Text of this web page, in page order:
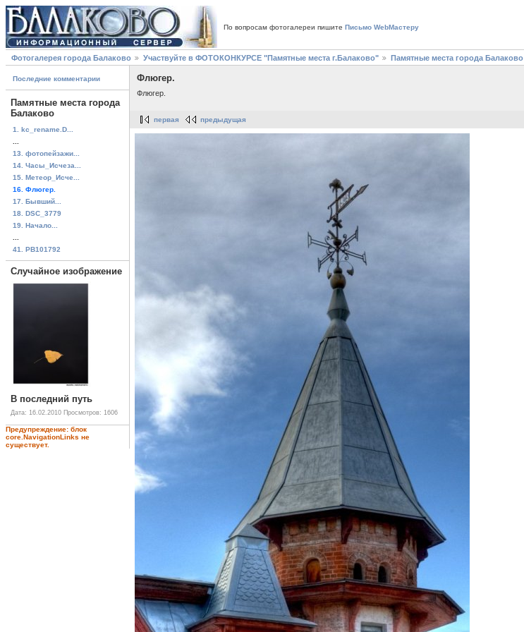
По вопросам фотогалереи пишите Письмо WebМастеру
Фотогалерея города Балаково Участвуйте в ФОТОКОНКУРСЕ "Памятные места г.Балаково" Памятные места города Балаково
Последние комментарии
Памятные места города
Балаково
1. kc_rename.D...
13. фотопейзажи...
14. Часы_Исчеза...
15. Метеор_Исче...
16. Флюгер.
17. Бывший...
18. DSC_3779
19. Начало...
41. PB101792
Случайное изображение
В последний путь
Дата: 16.02.2010 Просмотров: 1606
Предупреждение: блок
core.NavigationLinks не
существует.
Флюгер.
Флюгер.
первая предыдущая